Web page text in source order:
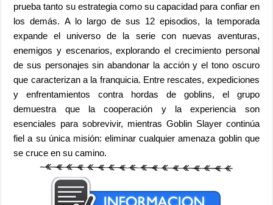
prueba tanto su estrategia como su capacidad para confiar en
los demás. A lo largo de sus 12 episodios, la temporada
expande el universo de la serie con nuevas aventuras,
enemigos y escenarios, explorando el crecimiento personal
de sus personajes sin abandonar la acción y el tono oscuro
que caracterizan a la franquicia. Entre rescates, expediciones
y enfrentamientos contra hordas de goblins, el grupo
demuestra que la cooperación y la experiencia son
esenciales para sobrevivir, mientras Goblin Slayer continúa
fiel a su única misión: eliminar cualquier amenaza goblin que
se cruce en su camino.